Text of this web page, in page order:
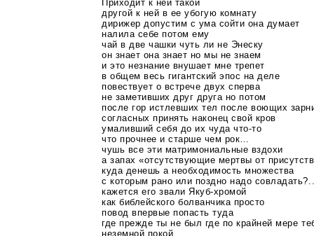
Приходит к ней такой
другой к ней в ее убогую комнату
дирижер допустим с ума сойти она думает
налила себе потом ему
чай в две чашки чуть ли не Энеску
он знает она знает но мы не знаем
и это незнание внушает мне трепет
в общем весь гигантский эпос на деле
повествует о встрече двух сперва
не заметивших друг друга но потом
после гор истлевших тел после воющих
согласных принять наконец свой кров
умаливший себя до их чудачто-то
что прочнее и старше чем рок…
чушь все эти матримониальные вздохи
а запах «отсутствующие мертвы от
куда денешь а необходимость множества
с которым рано или поздно надо
кажется его звали Якуб-хромой
как библейского болванчика просто
повод впервые попасть туда
где прежде ты не был где по крайней мере
неземной покой